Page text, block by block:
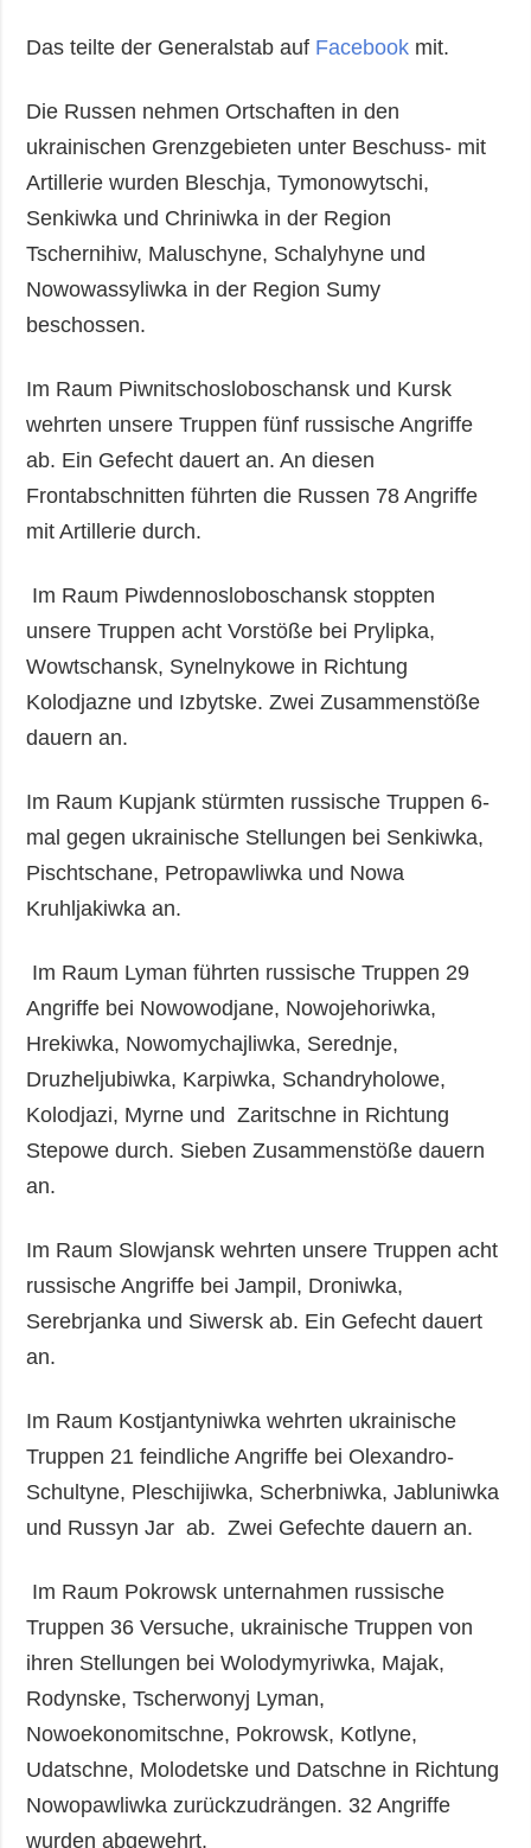
Das teilte der Generalstab auf Facebook mit.
Die Russen nehmen Ortschaften in den
ukrainischen Grenzgebieten unter Beschuss- mit
Artillerie wurden Bleschja, Tymonowytschi,
Senkiwka und Chriniwka in der Region
Tschernihiw, Maluschyne, Schalyhyne und
Nowowassyliwka in der Region Sumy
beschossen.
Im Raum Piwnitschosloboschansk und Kursk
wehrten unsere Truppen fünf russische Angriffe
ab. Ein Gefecht dauert an. An diesen
Frontabschnitten führten die Russen 78 Angriffe
mit Artillerie durch.
Im Raum Piwdennosloboschansk stoppten
unsere Truppen acht Vorstöße bei Prylipka,
Wowtschansk, Synelnykowe in Richtung
Kolodjazne und Izbytske. Zwei Zusammenstöße
dauern an.
Im Raum Kupjank stürmten russische Truppen 6-
mal gegen ukrainische Stellungen bei Senkiwka,
Pischtschane, Petropawliwka und Nowa
Kruhljakiwka an.
Im Raum Lyman führten russische Truppen 29
Angriffe bei Nowowodjane, Nowojehoriwka,
Hrekiwka, Nowomychajliwka, Serednje,
Druzheljubiwka, Karpiwka, Schandryholowe,
Kolodjazi, Myrne und Zaritschne in Richtung
Stepowe durch. Sieben Zusammenstöße dauern
an.
Im Raum Slowjansk wehrten unsere Truppen acht
russische Angriffe bei Jampil, Droniwka,
Serebrjanka und Siwersk ab. Ein Gefecht dauert
an.
Im Raum Kostjantyniwka wehrten ukrainische
Truppen 21 feindliche Angriffe bei Olexandro-
Schultyne, Pleschijiwka, Scherbniwka, Jabluniwka
und Russyn Jar ab. Zwei Gefechte dauern an.
Im Raum Pokrowsk unternahmen russische
Truppen 36 Versuche, ukrainische Truppen von
ihren Stellungen bei Wolodymyriwka, Majak,
Rodynske, Tscherwonyj Lyman,
Nowoekonomitschne, Pokrowsk, Kotlyne,
Udatschne, Molodetske und Datschne in Richtung
Nowopawliwka zurückzudrängen. 32 Angriffe
wurden abgewehrt.